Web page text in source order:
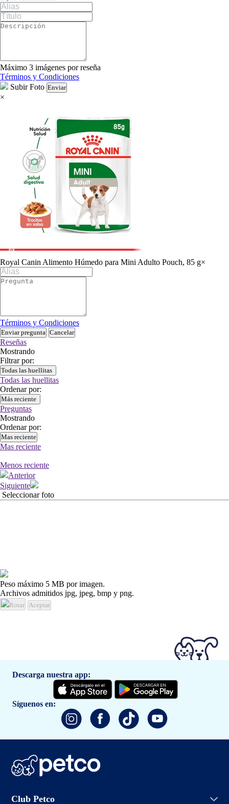
Máximo 3 imágenes por reseña
Términos y Condiciones
Subir Foto Enviar
×
Royal Canin Alimento Húmedo para Mini Adulto Pouch, 85 g×
Términos y Condiciones
Enviar pregunta Cancelar
Reseñas
Mostrando
Filtrar por:
Todas las huellitas
Todas las huellitas
Ordenar por:
Más reciente
Preguntas
Mostrando
Ordenar por:
Mas reciente
Mas reciente
Menos reciente
Anterior
Siguiente
Seleccionar foto
Peso máximo 5 MB por imagen.
Archivos admitidos jpg, jpeg, bmp y png.
Rotar Aceptar
Descarga nuestra app:
Síguenos en:
Club Petco
Iniciar sesión